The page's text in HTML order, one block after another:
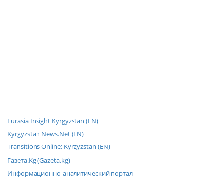
Eurasia Insight Kyrgyzstan (EN)
Kyrgyzstan News.Net (EN)
Transitions Online: Kyrgyzstan (EN)
Газета.Kg (Gazeta.kg)
Информационно-аналитический портал